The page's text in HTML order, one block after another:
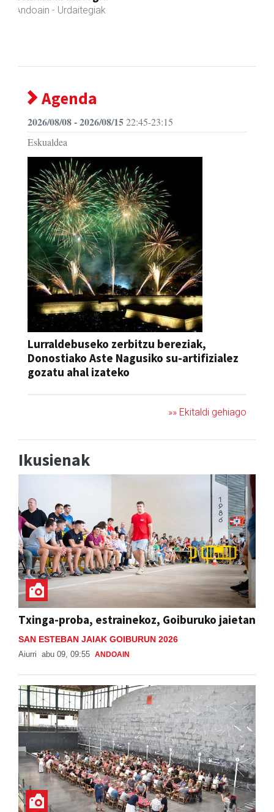
Andoain - Gozotegiak
Agenda
2026/08/08 - 2026/08/1522:45-23:15
Eskualdea
Lurraldebuseko zerbitzu bereziak,
Donostiako Aste Nagusiko su-artifizialez
gozatu ahal izateko
»» Ekitaldi gehiago
Ikusienak
Txinga-proba, estrainekoz, Goiburuko jaietan
SAN ESTEBAN JAIAK GOIBURUN 2026
Aiurri abu 09, 09:55 ANDOAIN